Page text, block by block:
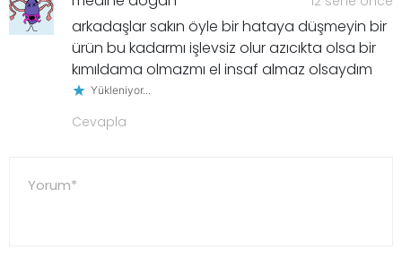
arkadaşlar sakın öyle bir hataya düşmeyin bir
ürün bu kadarmı işlevsiz olur azıcıkta olsa bir
kımıldama olmazmı el insaf almaz olsaydım
Yükleniyor...
Cevapla